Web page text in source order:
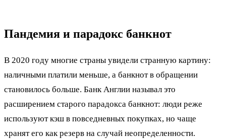
Пандемия и парадокс банкнот
В 2020 году многие страны увидели странную картину:
наличными платили меньше, а банкнот в обращении
становилось больше. Банк Англии называл это
расширением старого парадокса банкнот: люди реже
используют кэш в повседневных покупках, но чаще
хранят его как резерв на случай неопределенности.